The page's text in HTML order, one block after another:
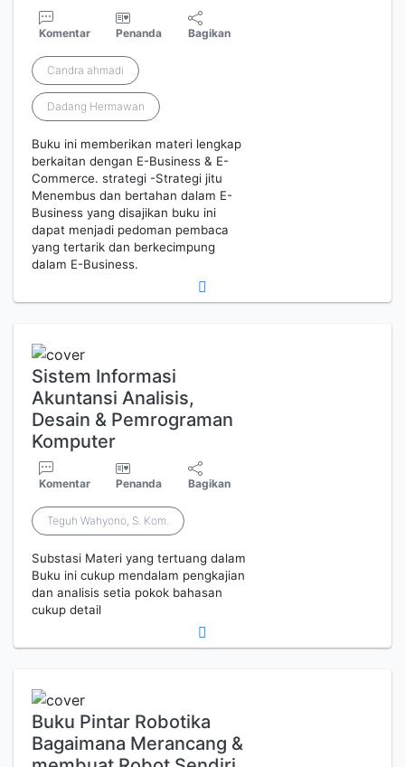
Komentar Penanda Bagikan
Candra ahmadi
Dadang Hermawan
Buku ini memberikan materi lengkap
berkaitan dengan E-Business & E-
Commerce. strategi -Strategi jitu
Menembus dan bertahan dalam E-
Business yang disajikan buku ini
dapat menjadi pedoman pembaca
yang tertarik dan berkecimpung
dalam E-Business.
Sistem Informasi
Akuntansi Analisis,
Desain & Pemrograman
Komputer
Komentar Penanda Bagikan
Teguh Wahyono, S. Kom.
Substasi Materi yang tertuang dalam
Buku ini cukup mendalam pengkajian
dan analisis setia pokok bahasan
cukup detail
Buku Pintar Robotika
Bagaimana Merancang &